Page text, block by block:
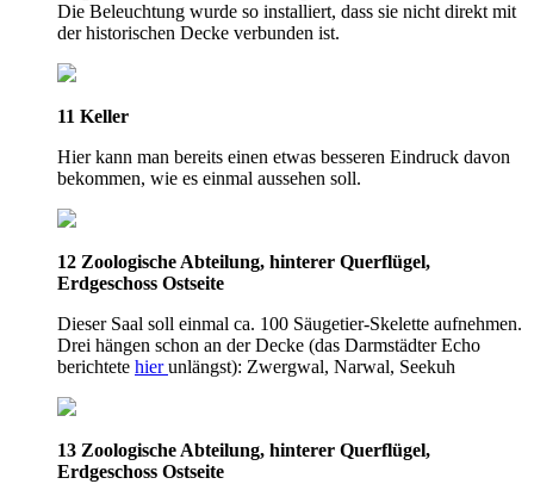
Die Beleuchtung wurde so installiert, dass sie nicht direkt mit
der historischen Decke verbunden ist.
11 Keller
Hier kann man bereits einen etwas besseren Eindruck davon
bekommen, wie es einmal aussehen soll.
12 Zoologische Abteilung, hinterer Querflügel,
Erdgeschoss Ostseite
Dieser Saal soll einmal ca. 100 Säugetier-Skelette aufnehmen.
Drei hängen schon an der Decke (das Darmstädter Echo
berichtete hierunlängst): Zwergwal, Narwal, Seekuh
13 Zoologische Abteilung, hinterer Querflügel,
Erdgeschoss Ostseite